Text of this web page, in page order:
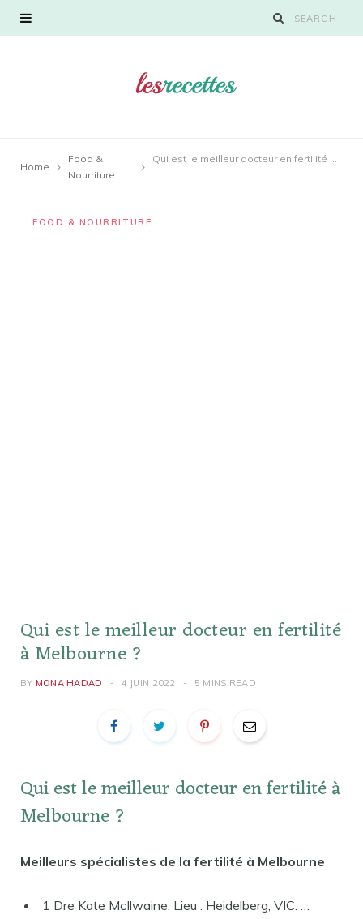
Home
Food &
Nourriture
Qui est le meilleur docteur en fertilité à Melbourne ?
FOOD & NOURRITURE
Qui est le meilleur docteur en fertilité
à Melbourne ?
BY MONA HADAD 4 JUIN 2022 5 MINS READ
Qui est le meilleur docteur en fertilité à
Melbourne ?
Meilleurs spécialistes de la fertilité à Melbourne
1 Dre Kate McIlwaine. Lieu : Heidelberg, VIC. …